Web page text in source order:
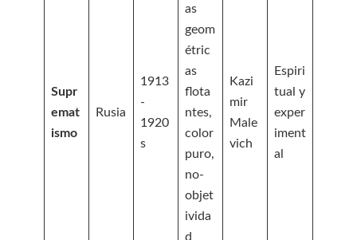
Supr
emat
ismo
Rusia
1913
-
1920
s
as
geom
étric
as
flota
ntes,
color
puro,
no-
objet
ivida
d
Kazi
mir
Male
vich
Espiri
tual y
exper
iment
al